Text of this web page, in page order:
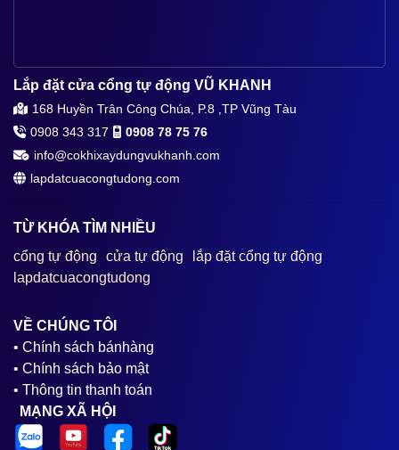
Lắp đặt cửa cổng tự động VŨ KHANH
168 Huyền Trân Công Chúa, P.8 ,TP Vũng Tàu
0908 343 317
0908 78 75 76
info@cokhixaydungvukhanh.com
lapdatcuacongtudong.com
TỪ KHÓA TÌM NHIỀU
cổng tự động
cửa tự động
lắp đặt cổng tự động
lapdatcuacongtudong
VỀ CHÚNG TÔI
• Chính sách bánhàng
• Chính sách bảo mật
• Thông tin thanh toán
MẠNG XÃ HỘI